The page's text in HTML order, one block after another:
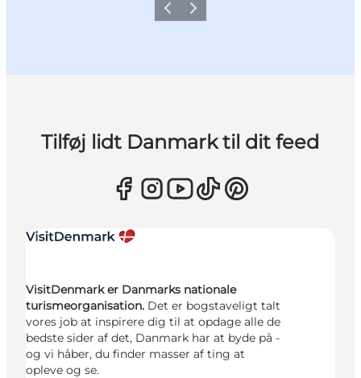
ForrigeNæste
Tilføj lidt Danmark til dit feed
VisitDenmark er Danmarks nationale
turismeorganisation. Det er bogstaveligt talt
vores job at inspirere dig til at opdage alle de
bedste sider af det, Danmark har at byde på -
og vi håber, du finder masser af ting at
opleve og se.